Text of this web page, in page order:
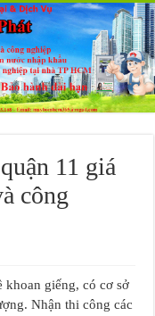
11 giá
công
khoan giếng, có cơ sở
Nhận thi công các